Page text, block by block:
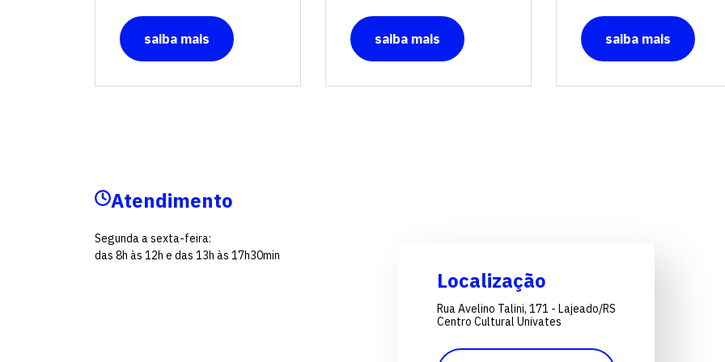
saiba mais saiba mais saiba mais
Atendimento
Segunda a sexta-feira:
das 8h às 12h e das 13h às 17h30min
Localização
Rua Avelino Talini, 171 - Lajeado/RS
Centro Cultural Univates